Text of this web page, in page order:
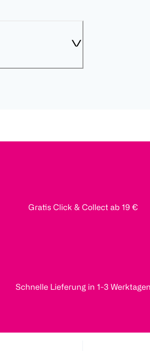
Gratis Click & Collect ab 19 €
Schnelle Lieferung in 1-3 Werktagen